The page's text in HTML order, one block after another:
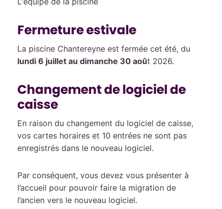
Fermeture estivale
La piscine Chantereyne est fermée cet été, du
lundi 6 juillet au dimanche 30 août 2026.
Changement de logiciel de
caisse
En raison du changement du logiciel de caisse,
vos cartes horaires et 10 entrées ne sont pas
enregistrés dans le nouveau logiciel.
Par conséquent, vous devez vous présenter à
l’accueil pour pouvoir faire la migration de
l’ancien vers le nouveau logiciel.